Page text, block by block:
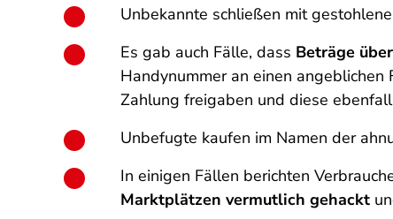
Unbekannte schließen mit
Es gab auch Fälle, dass Beträge
Handynummer an einen
Zahlung freigaben und diese
Unbefugte kaufen im Namen der
In einigen Fällen berichten
Marktplätzen vermutlich gehackt